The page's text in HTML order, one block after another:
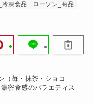
冷凍食品
ローソン_商品
（苺・抹茶・ショコ
密食感のバラエティス